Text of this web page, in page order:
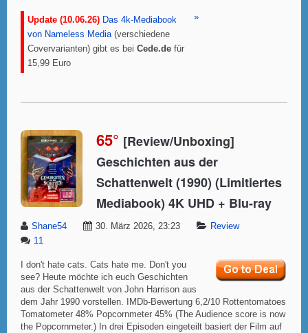
Update (10.06.26) Das 4k-Mediabook
von Nameless Media (verschiedene
Covervarianten) gibt es bei Cede.de für
15,99 Euro
»
65° [Review/Unboxing]
Geschichten aus der
Schattenwelt (1990) (Limitiertes
Mediabook) 4K UHD + Blu-ray
Shane54 30. März 2026, 23:23
Review
11
I don't hate cats. Cats hate me. Don't you
see? Heute möchte ich euch Geschichten
aus der Schattenwelt von John Harrison aus
dem Jahr 1990 vorstellen. IMDb-Bewertung 6,2/10 Rottentomatoes
Tomatometer 48% Popcornmeter 45% (The Audience score is now
the Popcornmeter.) In drei Episoden eingeteilt basiert der Film auf